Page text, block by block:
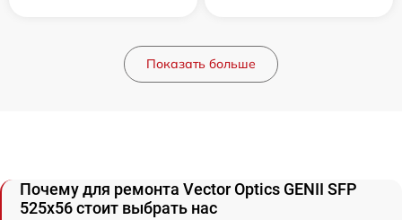
Показать больше
Почему для ремонта Vector Optics GENII SFP
525x56 стоит выбрать нас